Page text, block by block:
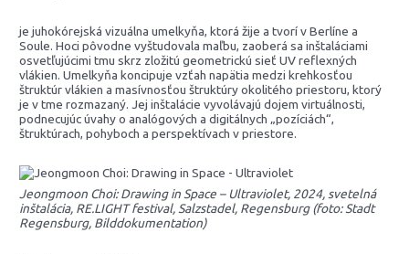
je juhokórejská vizuálna umelkyňa, ktorá žije a tvorí v Berlíne a
Soule. Hoci pôvodne vyštudovala maľbu, zaoberá sa inštaláciami
osvetľujúcimi tmu skrz zložitú geometrickú sieť UV reflexných
vlákien. Umelkyňa koncipuje vzťah napätia medzi krehkosťou
štruktúr vlákien a masívnosťou štruktúry okolitého priestoru, ktorý
je v tme rozmazaný. Jej inštalácie vyvolávajú dojem virtuálnosti,
podnecujúc úvahy o analógových a digitálnych „pozíciách“,
štruktúrach, pohyboch a perspektívach v priestore.
Jeongmoon Choi: Drawing in Space – Ultraviolet, 2024, svetelná
inštalácia, RE.LIGHT festival, Salzstadel, Regensburg (foto: Stadt
Regensburg, Bilddokumentation)